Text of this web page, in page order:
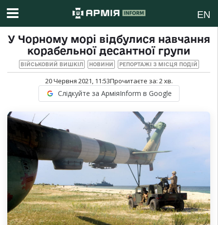
EN
У Чорному морі відбулися навчання
корабельної десантної групи
ВІЙСЬКОВИЙ ВИШКІЛ НОВИНИ РЕПОРТАЖІ З МІСЦЯ ПОДІЙ
20 Червня 2021, 11:53Прочитаєте за: 2хв.
Слідкуйте за АрміяInform в Google